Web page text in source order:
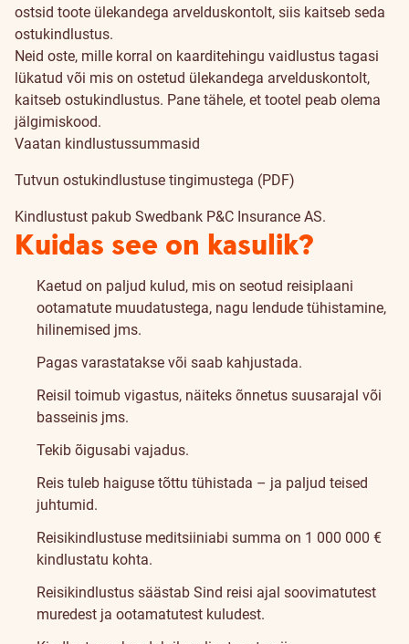
ostsid toote ülekandega arvelduskontolt, siis kaitseb seda
ostukindlustus.
Neid oste, mille korral on kaarditehingu vaidlustus tagasi
lükatud või mis on ostetud ülekandega arvelduskontolt,
kaitseb ostukindlustus. Pane tähele, et tootel peab olema
jälgimiskood.
Vaatan kindlustussummasid
Tutvun ostukindlustuse tingimustega (PDF)
Kindlustust pakub Swedbank P&C Insurance AS.
Kuidas see on kasulik?
Kaetud on paljud kulud, mis on seotud reisiplaani
ootamatute muudatustega, nagu lendude tühistamine,
hilinemised jms.
Pagas varastatakse või saab kahjustada.
Reisil toimub vigastus, näiteks õnnetus suusarajal või
basseinis jms.
Tekib õigusabi vajadus.
Reis tuleb haiguse tõttu tühistada – ja paljud teised
juhtumid.
Reisikindlustuse meditsiiniabi summa on 1 000 000 €
kindlustatu kohta.
Reisikindlustus säästab Sind reisi ajal soovimatutest
muredest ja ootamatutest kuludest.